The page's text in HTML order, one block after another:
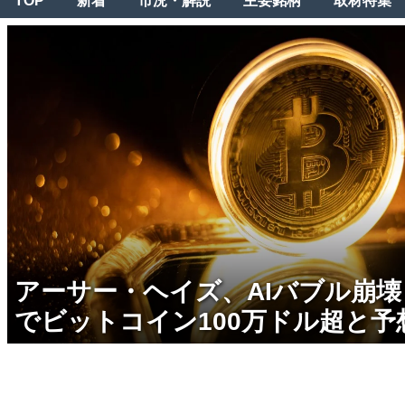
アーサー・ヘイズ、AIバブル崩
でビットコイン100万ドル超と予